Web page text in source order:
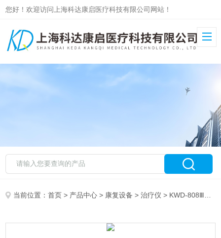
您好！欢迎访问上海科达康启医疗科技有限公司网站！
当前位置：首页 > 产品中心 > 康复设备 >治疗仪 > KWD-808Ⅲ英迪脉冲针灸治疗仪